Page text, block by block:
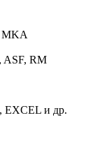
MKA
RM
EXCEL и др.